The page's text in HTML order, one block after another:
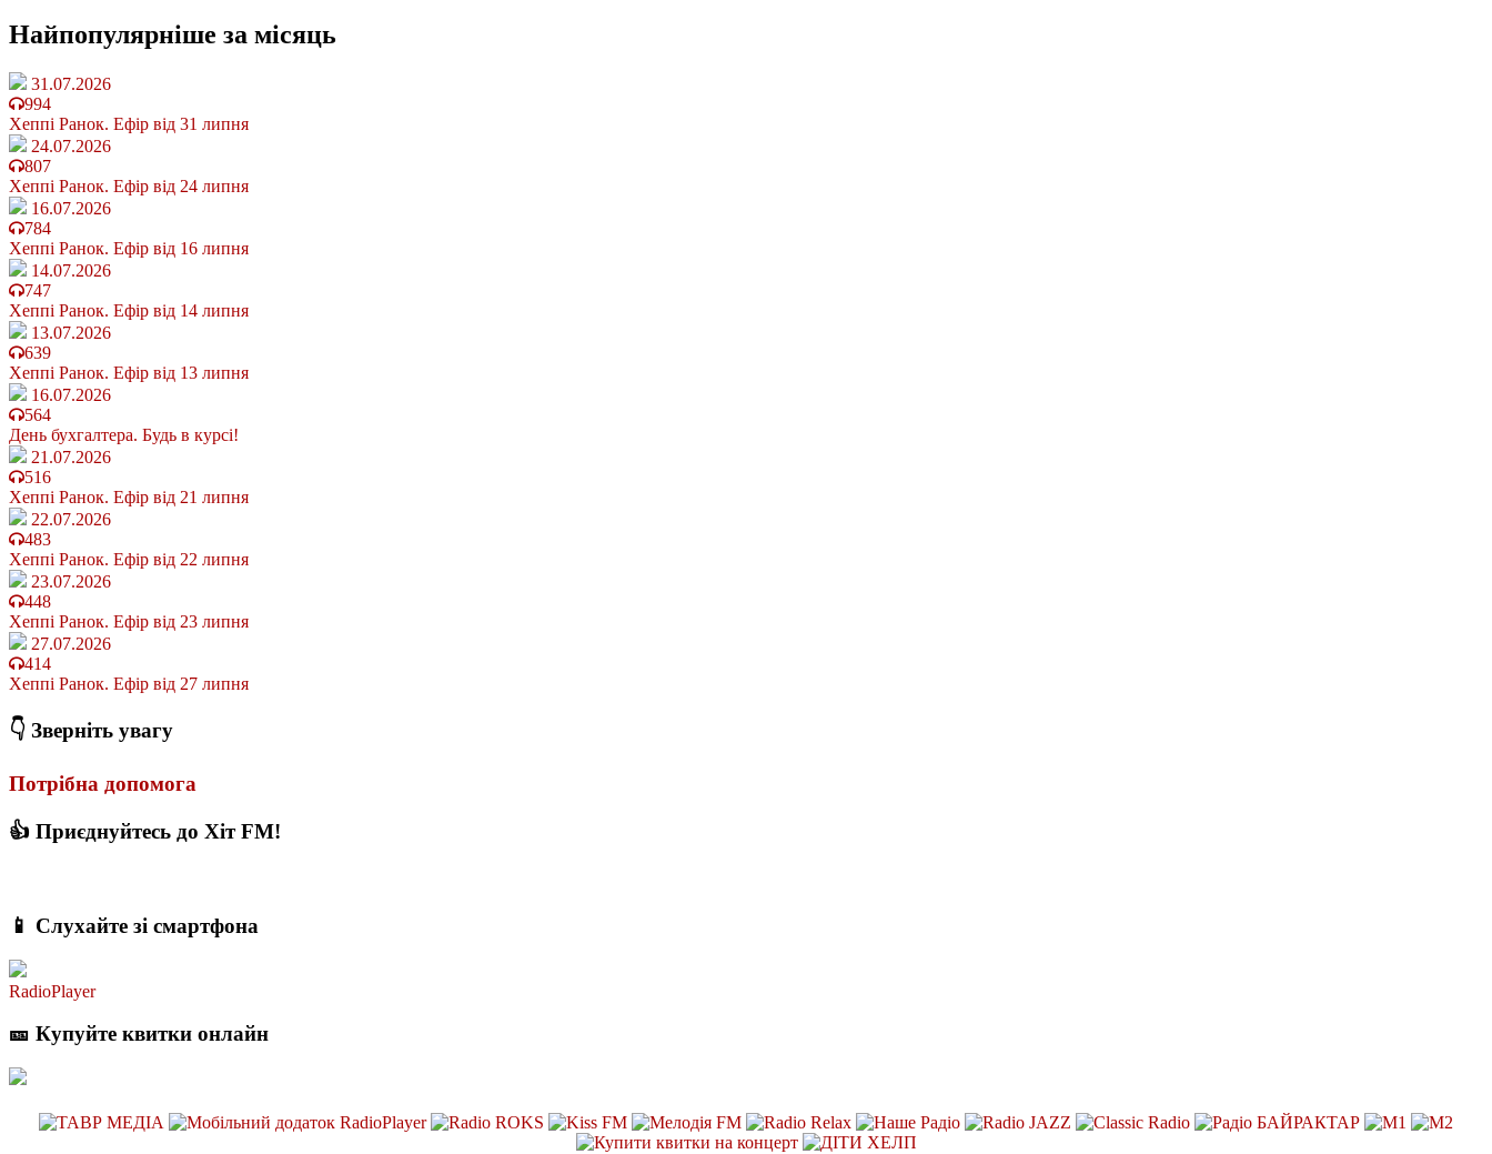
Найпопулярніше за місяць
31.07.2026
994
Хеппі Ранок. Ефір від 31 липня
24.07.2026
807
Хеппі Ранок. Ефір від 24 липня
16.07.2026
784
Хеппі Ранок. Ефір від 16 липня
14.07.2026
747
Хеппі Ранок. Ефір від 14 липня
13.07.2026
639
Хеппі Ранок. Ефір від 13 липня
16.07.2026
564
День бухгалтера. Будь в курсі!
21.07.2026
516
Хеппі Ранок. Ефір від 21 липня
22.07.2026
483
Хеппі Ранок. Ефір від 22 липня
23.07.2026
448
Хеппі Ранок. Ефір від 23 липня
27.07.2026
414
Хеппі Ранок. Ефір від 27 липня
👇 Зверніть увагу
Потрібна допомога
👍 Приєднуйтесь до Хіт FM!
📱 Слухайте зі смартфона
RadioPlayer
🎫 Купуйте квитки онлайн